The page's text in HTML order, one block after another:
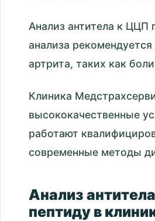
Анализ антитела к ЦЦП
анализа
артрита, таких как
Клиника
высококачественные
работают
современные методы
Анализ
пептиду в